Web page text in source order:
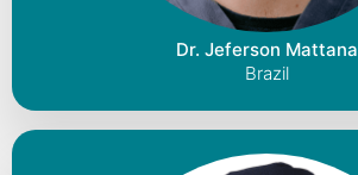
Dr. Jeferson Mattana
Brazil